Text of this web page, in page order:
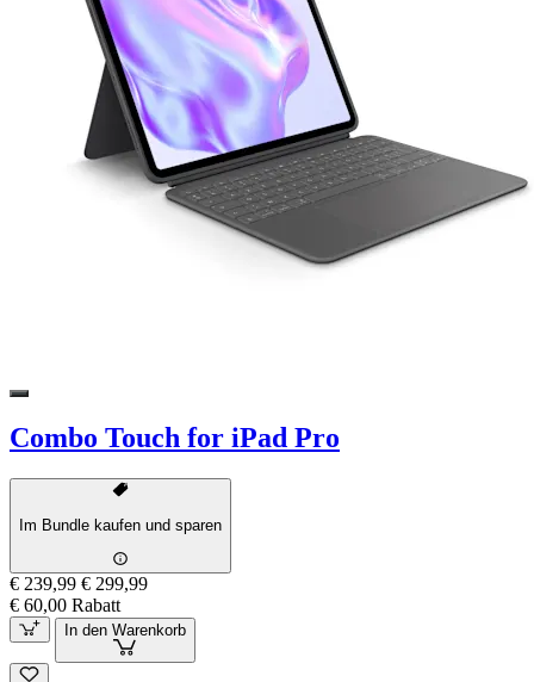
Combo Touch for iPad Pro
Im Bundle kaufen und sparen
€ 239,99 € 299,99
€ 60,00 Rabatt
In den Warenkorb